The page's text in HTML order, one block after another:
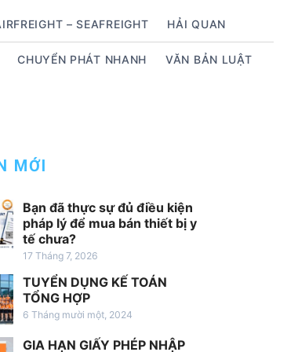
– SEAFREIGHT HẢI QUAN
CHUYỂN PHÁT NHANH VĂN BẢN LUẬT
MỚI
Bạn đã thực sự đủ điều kiện
pháp lý để mua bán thiết bị y
tế chưa?
17 Tháng 7, 2026
TUYỂN DỤNG KẾ TOÁN
TỔNG HỢP
6 Tháng mười một, 2024
GIA HẠN GIẤY PHÉP NHẬP